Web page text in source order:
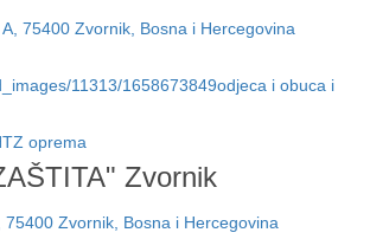
75400 Zvornik, Bosna i Hercegovina
oprema
Zvornik
75400 Zvornik, Bosna i Hercegovina